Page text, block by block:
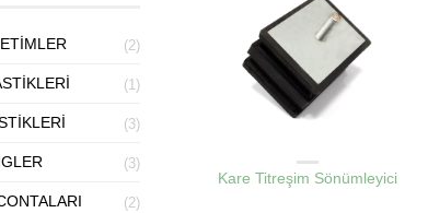
Kare Titreşim Sönümleyici
(2)
(1)
(3)
(3)
(2)